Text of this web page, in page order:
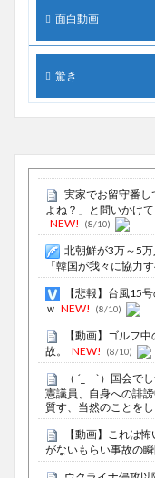
面白動画
驚き
実家でお留守番
よね？」と問いかけ
NEW!
(8/10)
北朝鮮が3万～5
「韓国が我々に協力
【悲報】台風15
ｗ NEW! (8/10)
【動画】ゴルフ
故。
NEW! (8/10)
（ ´_ゝ`）国会
憲議員、自身への誹
質す、当然のことをし
【動画】これは
がないもらい事故の瞬